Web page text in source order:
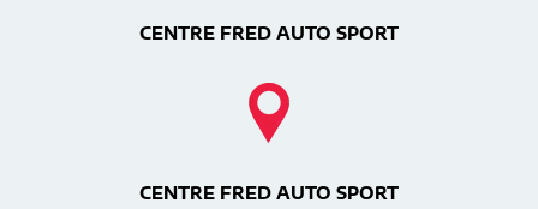
CENTRE FRED AUTO SPORT
CENTRE FRED AUTO SPORT